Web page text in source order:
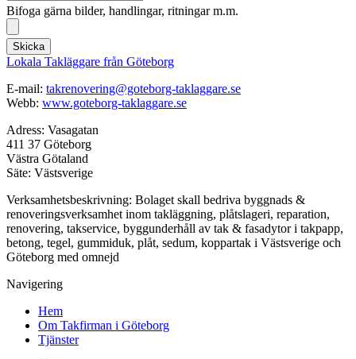
Bifoga gärna bilder, handlingar, ritningar m.m.
Skicka
Lokala Takläggare från Göteborg
E-mail: takrenovering@goteborg-taklaggare.se
Webb: www.goteborg-taklaggare.se
Adress: Vasagatan
411 37 Göteborg
Västra Götaland
Säte: Västsverige
Verksamhetsbeskrivning: Bolaget skall bedriva byggnads &
renoveringsverksamhet inom takläggning, plåtslageri, reparation,
renovering, takservice, byggunderhåll av tak & fasadytor i takpapp,
betong, tegel, gummiduk, plåt, sedum, koppartak i Västsverige och
Göteborg med omnejd
Navigering
Hem
Om Takfirman i Göteborg
Tjänster